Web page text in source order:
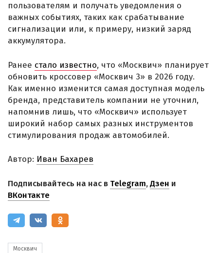
пользователям и получать уведомления о
важных событиях, таких как срабатывание
сигнализации или, к примеру, низкий заряд
аккумулятора.
Ранее стало известно, что «Москвич» планирует
обновить кроссовер «Москвич 3» в 2026 году.
Как именно изменится самая доступная модель
бренда, представитель компании не уточнил,
напомнив лишь, что «Москвич» использует
широкий набор самых разных инструментов
стимулирования продаж автомобилей.
Автор: Иван Бахарев
Подписывайтесь на нас в Telegram,Дзен и
ВКонтакте
Москвич